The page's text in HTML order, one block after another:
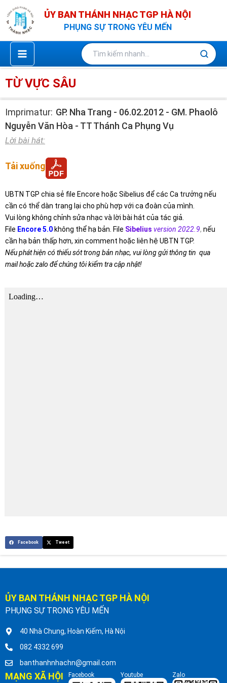
Nhảy
tới
nội
dung
ỦY BAN THÁNH NHẠC TGP HÀ NỘI
PHỤNG SỰ TRONG YÊU MẾN
TỪ VỰC SÂU
Imprimatur: GP. Nha Trang - 06.02.2012 - GM. Phaolô
Nguyễn Văn Hòa - TT Thánh Ca Phụng Vụ
Lời bài hát:
Tải xuống
UBTN TGP chia sẻ file Encore hoặc Sibelius để các Ca trưởng nếu
cần có thể dàn trang lại cho phù hợp với ca đoàn của mình.
Vui lòng không chỉnh sửa nhạc và lời bài hát của tác giả.
File Encore 5.0 không thể hạ bản. File Sibelius version 2022.9, nếu
cần hạ bản thấp hơn, xin comment hoặc liên hệ UBTN TGP.
Nếu phát hiện có thiếu sót trong bản nhạc, vui lòng gửi thông tin qua
mail hoặc zalo để chúng tôi kiểm tra cập nhật!
Facebook Tweet
ỦY BAN THÁNH NHẠC TGP HÀ NỘI
PHỤNG SỰ TRONG YÊU MẾN
40 Nhà Chung, Hoàn Kiếm, Hà Nội
082 4332 699
banthanhnhachn@gmail.com
MẠNG XÃ HỘI Facebook Youtube Zalo